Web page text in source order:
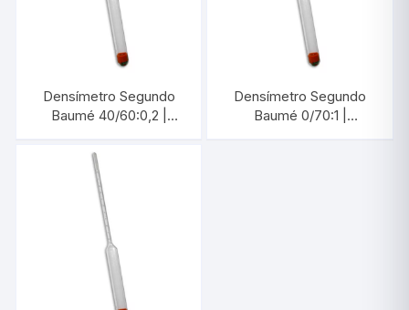
Densímetro Segundo
Baumé 40/60:0,2 |
Densímetro Segundo
Baumé 0/70:1 |